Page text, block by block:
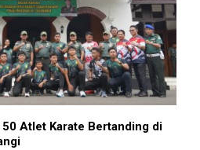
Atlet Karate Bertanding di